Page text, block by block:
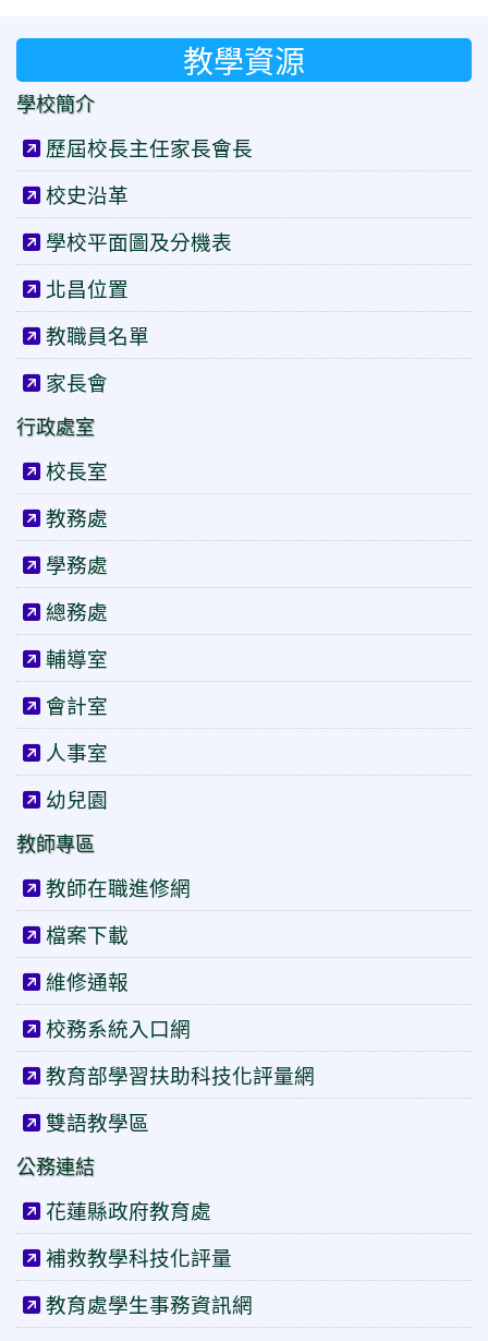
教學資源
學校簡介
歷屆校長主任家長會長
校史沿革
學校平面圖及分機表
北昌位置
教職員名單
家長會
行政處室
校長室
教務處
學務處
總務處
輔導室
會計室
人事室
幼兒園
教師專區
教師在職進修網
檔案下載
維修通報
校務系統入口網
教育部學習扶助科技化評量網
雙語教學區
公務連結
花蓮縣政府教育處
補救教學科技化評量
教育處學生事務資訊網